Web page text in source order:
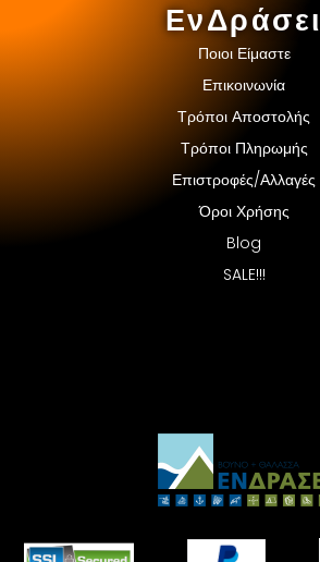
ΕνΔράσει
Ποιοι Είμαστε
Επικοινωνία
Τρόποι Αποστολής
Τρόποι Πληρωμής
Επιστροφές/Αλλαγές
Όροι Χρήσης
Blog
SALE!!!